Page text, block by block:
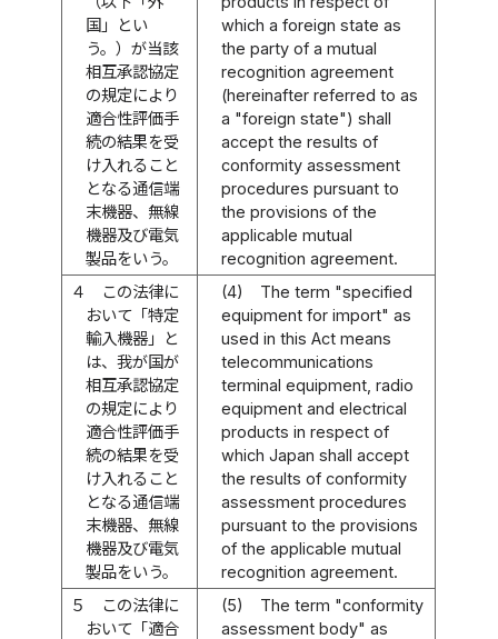
国」とい
う。）が当該
相互承認協定
の規定により
適合性評価手
続の結果を受
け入れること
となる通信端
末機器、無線
機器及び電気
製品をいう。
which a foreign state as
the party of a mutual
recognition agreement
(hereinafter referred to as
a "foreign state") shall
accept the results of
conformity assessment
procedures pursuant to
the provisions of the
applicable mutual
recognition agreement.
４
この法律に
おいて「特定
輸入機器」と
は、我が国が
相互承認協定
の規定により
適合性評価手
続の結果を受
け入れること
となる通信端
末機器、無線
機器及び電気
製品をいう。
(4)
The term "specified
equipment for import" as
used in this Act means
telecommunications
terminal equipment, radio
equipment and electrical
products in respect of
which Japan shall accept
the results of conformity
assessment procedures
pursuant to the provisions
of the applicable mutual
recognition agreement.
５
この法律に
おいて「適合
(5)
The term "conformity
assessment body" as